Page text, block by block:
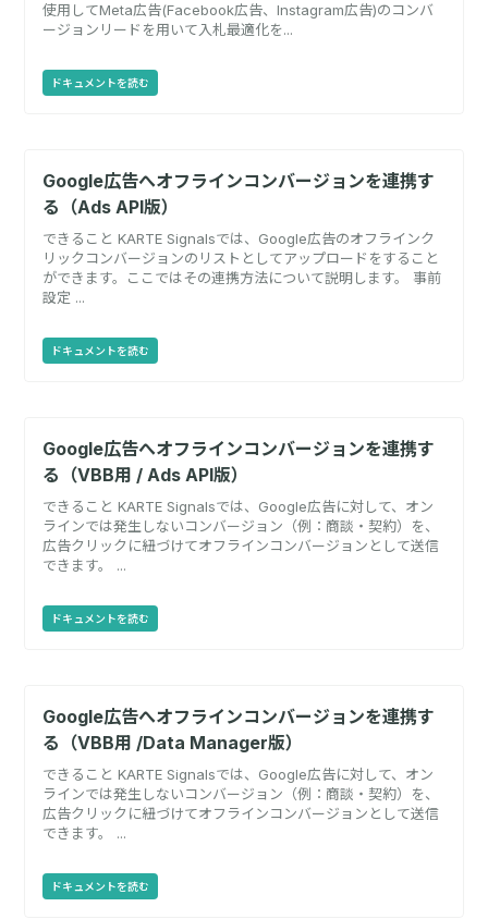
使用してMeta広告(Facebook広告、Instagram広告)のコンバ
ージョンリードを用いて入札最適化を...
ドキュメントを読む
Google広告へオフラインコンバージョンを連携す
る（Ads API版）
できること KARTE Signalsでは、Google広告のオフラインク
リックコンバージョンのリストとしてアップロードをすること
ができます。ここではその連携方法について説明します。 事前
設定 ...
ドキュメントを読む
Google広告へオフラインコンバージョンを連携す
る（VBB用 / Ads API版）
できること KARTE Signalsでは、Google広告に対して、オン
ラインでは発生しないコンバージョン（例：商談・契約）を、
広告クリックに紐づけてオフラインコンバージョンとして送信
できます。 ...
ドキュメントを読む
Google広告へオフラインコンバージョンを連携す
る（VBB用 /Data Manager版）
できること KARTE Signalsでは、Google広告に対して、オン
ラインでは発生しないコンバージョン（例：商談・契約）を、
広告クリックに紐づけてオフラインコンバージョンとして送信
できます。 ...
ドキュメントを読む